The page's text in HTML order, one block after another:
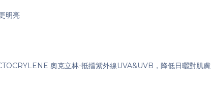
明亮
奧克立林-抵擋紫外線UVA&UVB，降低日曬對肌